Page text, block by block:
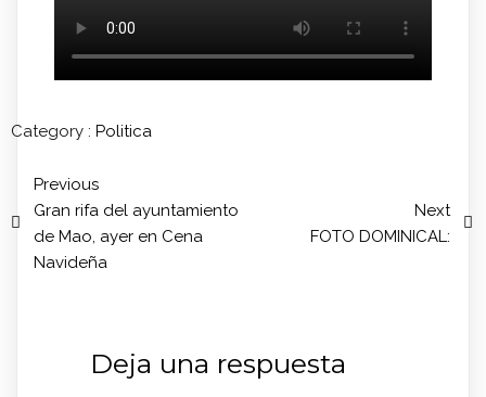
Category : Politica
Previous
Gran rifa del ayuntamiento
de Mao, ayer en Cena
Navideña
Next
FOTO DOMINICAL:
Deja una respuesta